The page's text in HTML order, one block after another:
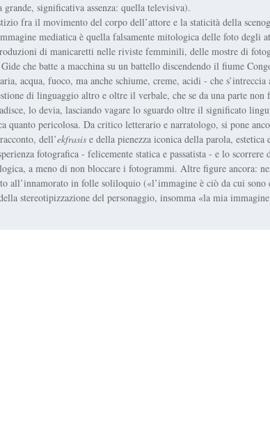
significativa assenza: quella televisiva).
fra il movimento del corpo dell’attore e la staticità della
mediatica è quella falsamente mitologica delle foto degli
di manicaretti nelle riviste femminili, delle mostre di
che batte a macchina su un battello discendendo il fiume
acqua, fuoco, ma anche schiume, creme, acidi - che s’intreccia
di linguaggio altro e oltre il verbale, che se da una parte non
lo devia, lasciando vagare lo sguardo oltre il significato
quanto pericolosa. Da critico letterario e narratologo, si pone
dell’ekfrasis e della pienezza iconica della parola, estetica
fotografica - felicemente statica e passatista - e lo scorrere
a meno di non bloccare i fotogrammi. Altre figure ancora:
all’innamorato in folle soliloquio («l’immagine è ciò da cui sono
stereotipizzazione del personaggio, insomma «la mia immagine